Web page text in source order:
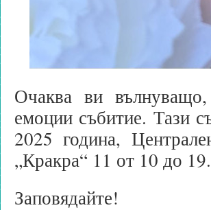
Очаква ви
емоции събитие. Тази
2025 година,
„Кракра“ 11 от 10 до
Заповядайте!